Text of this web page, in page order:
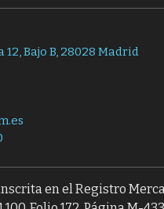
12, Bajo B, 28028 Madrid
en el Registro